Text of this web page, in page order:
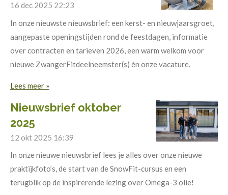
16 dec 2025 22:23
In onze nieuwste nieuwsbrief: een kerst- en nieuwjaarsgroet,
aangepaste openingstijden rond de feestdagen, informatie
over contracten en tarieven 2026, een warm welkom voor
nieuwe ZwangerFitdeelneemster(s) én onze vacature.
Lees meer »
Nieuwsbrief oktober
2025
12 okt 2025 16:39
In onze nieuwe nieuwsbrief lees je alles over onze nieuwe
praktijkfoto’s, de start van de SnowFit-cursus en een
terugblik op de inspirerende lezing over Omega-3 olie!